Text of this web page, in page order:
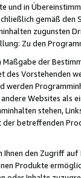
und in
gemäß
zugunsten
Zu den
Maßgabe der
des Vorstehenden
werden
Websites als
stehen,
betreffenden
Ihnen den Zugriff
Produkte